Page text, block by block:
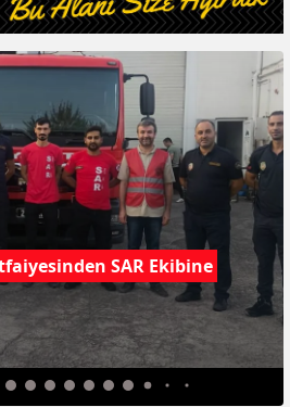
SAR Ekibine